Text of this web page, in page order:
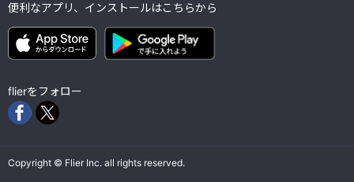
便利なアプリ、インストールはこちらから
flierをフォロー
Copyright © Flier Inc. all rights reserved.